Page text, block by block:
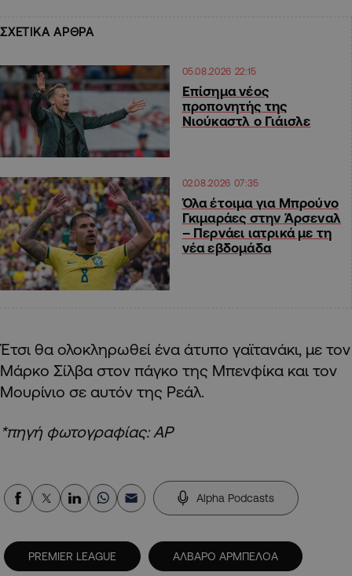
ΣΧΕΤΙΚΑ ΑΡΘΡΑ
05.08.2026 22:15
Επίσημα νέος
προπονητής της
Νιούκαστλ ο Γιάισλε
02.08.2026 07:35
Όλα έτοιμα για Μπρούνο
Γκιμαράες στην Άρσεναλ
– Περνάει ιατρικά με τη
νέα εβδομάδα
Έτσι θα ολοκληρωθεί ένα άτυπο γαϊτανάκι, με τον
Μάρκο Σίλβα στον πάγκο της Μπενφίκα και τον
Μουρίνιο σε αυτόν της Ρεάλ.
*πηγή φωτογραφίας: AP
Alpha Podcasts
PREMIER LEAGUE ΑΛΒΑΡΟ ΑΡΜΠΕΛΟΑ